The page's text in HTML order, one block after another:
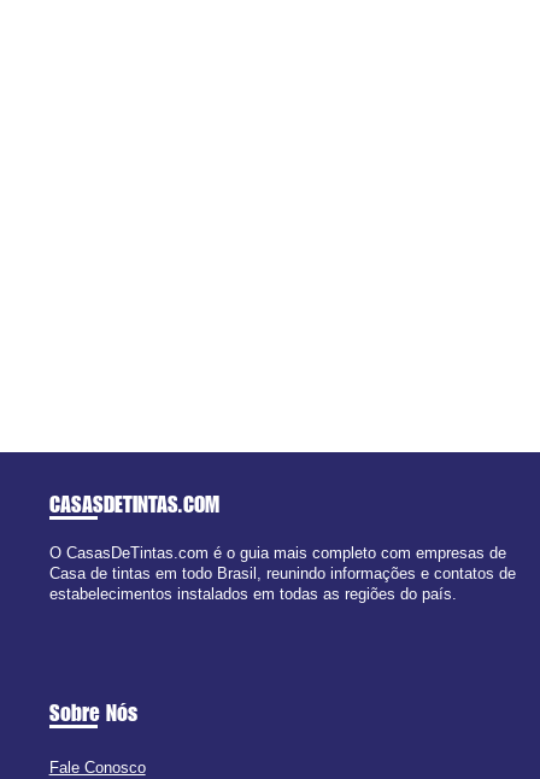
CASASDETINTAS.COM
O CasasDeTintas.com é o guia mais completo com empresas de
Casa de tintas em todo Brasil, reunindo informações e contatos de
estabelecimentos instalados em todas as regiões do país.
Sobre Nós
Fale Conosco